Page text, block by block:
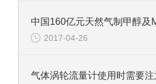
2017-04-26